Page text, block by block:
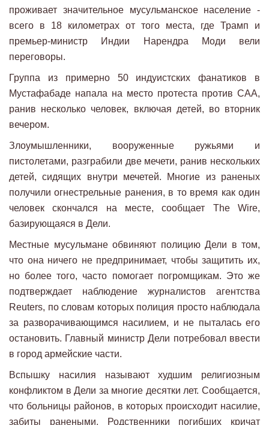
проживает значительное мусульманское население -
всего в 18 километрах от того места, где Трамп и
премьер-министр Индии Нарендра Моди вели
переговоры.
Группа из примерно 50 индуистских фанатиков в
Мустафабаде напала на место протеста против САА,
ранив несколько человек, включая детей, во вторник
вечером.
Злоумышленники, вооруженные ружьями и
пистолетами, разграбили две мечети, ранив нескольких
детей, сидящих внутри мечетей. Многие из раненых
получили огнестрельные ранения, в то время как один
человек скончался на месте, сообщает The Wire,
базирующаяся в Дели.
Местные мусульмане обвиняют полицию Дели в том,
что она ничего не предпринимает, чтобы защитить их,
но более того, часто помогает погромщикам. Это же
подтверждает наблюдение журналистов агентства
Reuters, по словам которых полиция просто наблюдала
за разворачивающимся насилием, и не пыталась его
остановить. Главный министр Дели потребовал ввести
в город армейские части.
Вспышку насилия называют худшим религиозным
конфликтом в Дели за многие десятки лет. Сообщается,
что больницы районов, в которых происходит насилие,
забиты ранеными. Родственники погибших кричат